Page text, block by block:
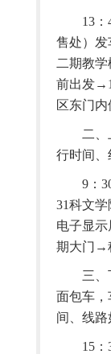
13 ：
售处）
二期教学
前出发→
区东门内
二
行时间、
9 ：
31科文
电子显
期大门→
三
面包车，
间、线路
15 ：